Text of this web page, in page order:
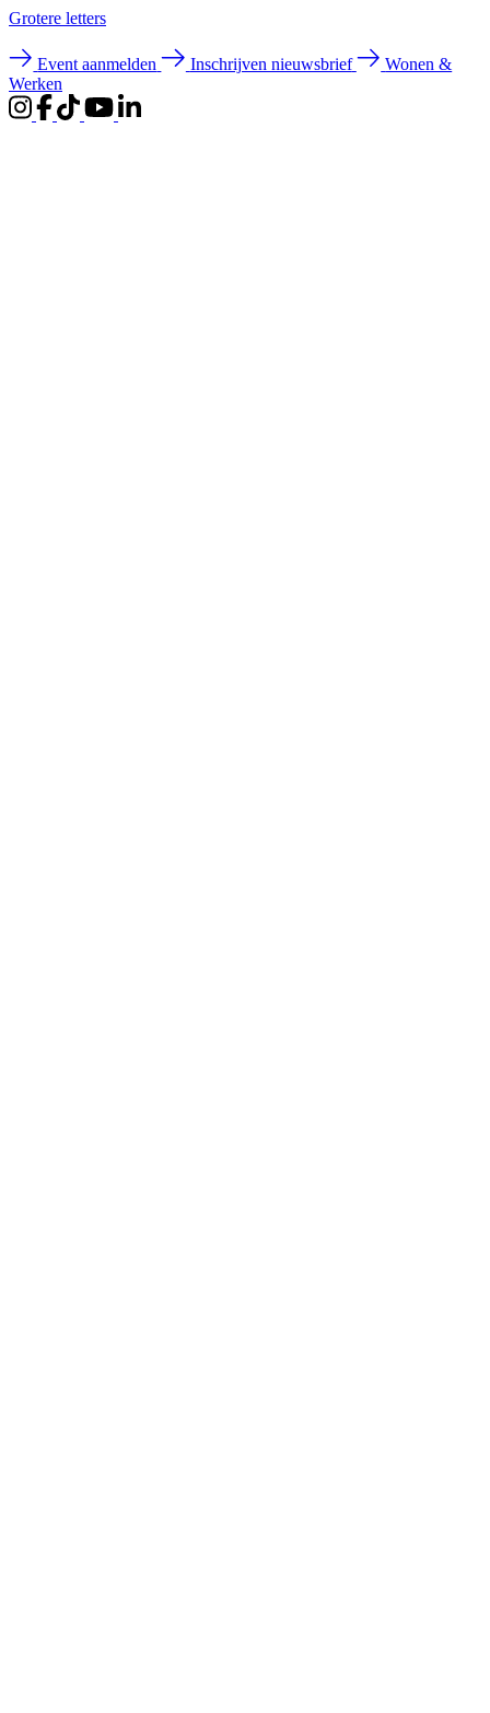
Grotere letters
Event aanmelden Inschrijven nieuwsbrief
Wonen &
Werken